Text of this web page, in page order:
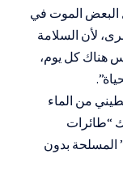
البعض الموت في
لأن السلامة
هناك كل يوم،
يُحرم 18 ألف فلسطيني من الماء
“طائرات
المسلحة بدون